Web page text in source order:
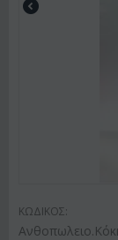
ΚΩΔΙΚΟΣ: